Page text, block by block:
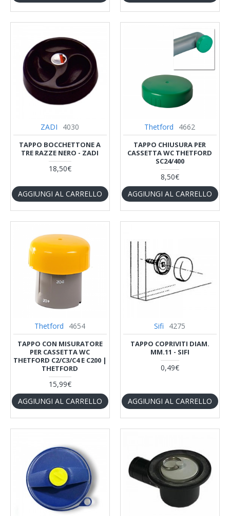
ZADI 4030
TAPPO BOCCHETTONE A
TRE RAZZE NERO - ZADI
18,50€
AGGIUNGI AL CARRELLO
Thetford 4662
TAPPO CHIUSURA PER
CASSETTA WC THETFORD
SC24/400
8,50€
AGGIUNGI AL CARRELLO
Thetford 4654
TAPPO CON MISURATORE
PER CASSETTA WC
THETFORD C2/C3/C4 E C200 |
THETFORD
15,99€
AGGIUNGI AL CARRELLO
Sifi 4275
TAPPO COPRIVITI DIAM.
MM.11 - SIFI
0,49€
AGGIUNGI AL CARRELLO